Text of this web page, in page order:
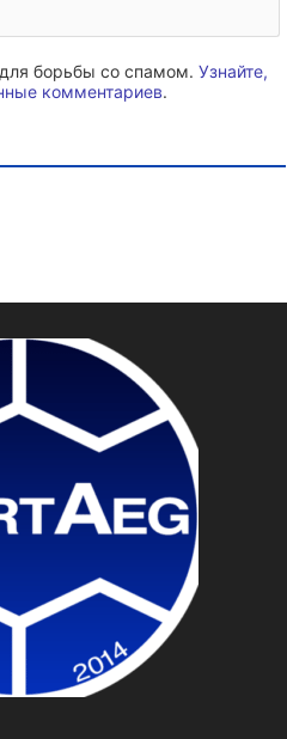
для борьбы со спамом. Узнайте,
комментариев.